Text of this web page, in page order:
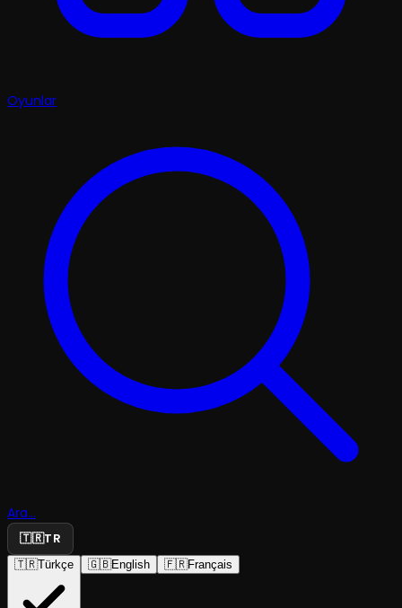
Oyunlar
Ara...
🇹🇷TR
🇹🇷Türkçe 🇬🇧English 🇫🇷Français